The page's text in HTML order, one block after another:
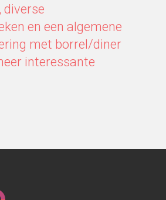
diverse
en een algemene
met borrel/diner
interessante